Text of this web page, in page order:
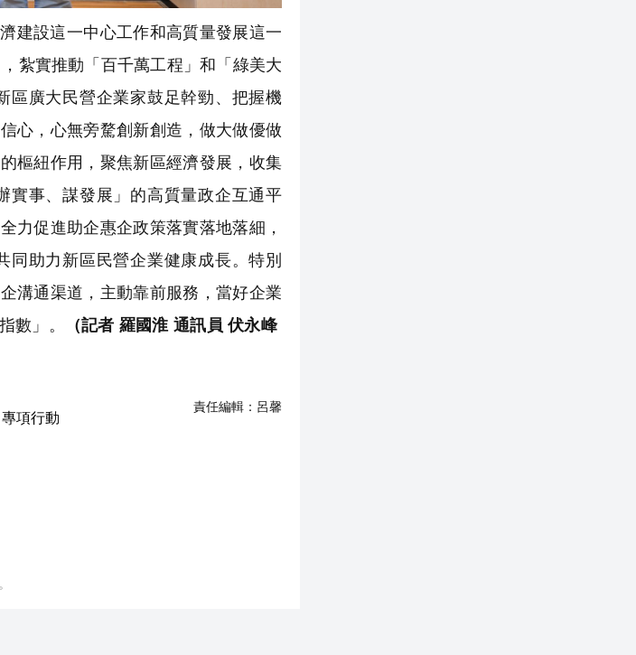
建設這一中心工作和高質量發展這一
紮實推動「百千萬工程」和「綠美大
區廣大民營企業家鼓足幹勁、把握機
心，心無旁騖創新創造，做大做優做
樞紐作用，聚焦新區經濟發展，收集
實事、謀發展」的高質量政企互通平
力促進助企惠企政策落實落地落細，
助力新區民營企業健康成長。特別
溝通渠道，主動靠前服務，當好企業
數」。
（記者 羅國淮 通訊員 伏永峰
責任編輯： 呂馨